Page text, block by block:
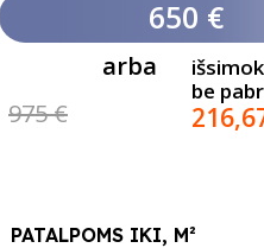
650 €
975 €
arba
be
PATALPOMS IKI, M²